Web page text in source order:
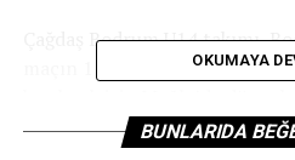
Çağdaş Bodrum U14 takımı,
maçın 11’inden galip
da sahadan galip ayrılarak il
OKUMAYA
BUNLARIDA